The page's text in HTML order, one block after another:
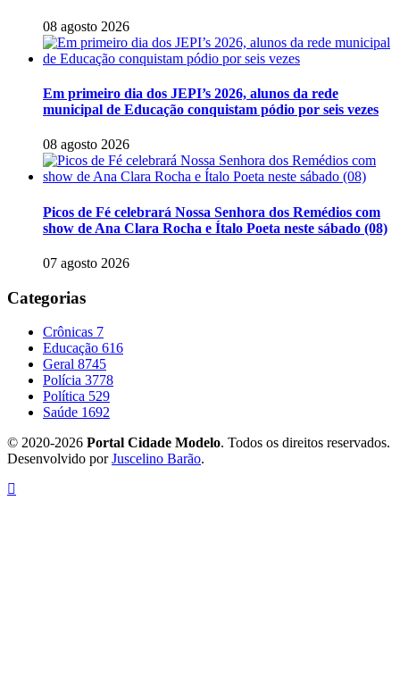
08 agosto 2026
Em primeiro dia dos JEPI’s 2026, alunos da rede
municipal de Educação conquistam pódio por seis vezes
08 agosto 2026
Picos de Fé celebrará Nossa Senhora dos Remédios com
show de Ana Clara Rocha e Ítalo Poeta neste sábado (08)
07 agosto 2026
Categorias
Crônicas 7
Educação 616
Geral 8745
Polícia 3778
Política 529
Saúde 1692
© 2020-2026 Portal Cidade Modelo. Todos os direitos reservados.
Desenvolvido porJuscelino Barão.